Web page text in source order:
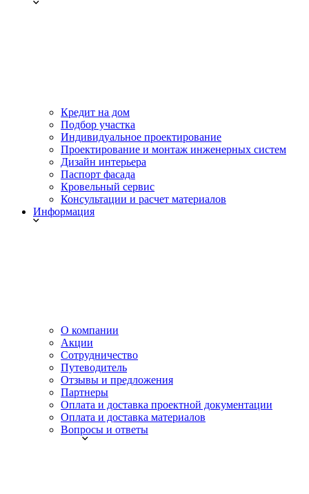
Кредит на дом
Подбор участка
Индивидуальное проектирование
Проектирование и монтаж инженерных систем
Дизайн интерьера
Паспорт фасада
Кровельный сервис
Консультации и расчет материалов
Информация
О компании
Акции
Сотрудничество
Путеводитель
Отзывы и предложения
Партнеры
Оплата и доставка проектной документации
Оплата и доставка материалов
Вопросы и ответы